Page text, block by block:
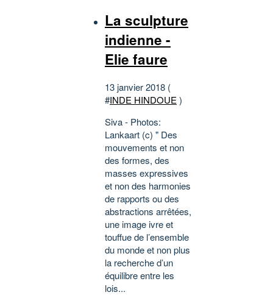
La sculpture
indienne -
Elie faure
13 janvier 2018 (
#INDE HINDOUE )
Siva - Photos:
Lankaart (c) " Des
mouvements et non
des formes, des
masses expressives
et non des harmonies
de rapports ou des
abstractions arrêtées,
une image ivre et
touffue de l’ensemble
du monde et non plus
la recherche d’un
équilibre entre les
lois...